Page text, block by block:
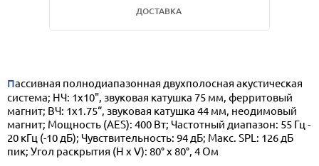
ДОСТАВКА
Пассивная полнодиапазонная двухполосная акустическая
система; НЧ: 1x10", звуковая катушка 75 мм, ферритовый
магнит; ВЧ: 1x1.75“, звуковая катушка 44 мм, неодимовый
магнит; Мощность (AES): 400 Вт; Частотный диапазон: 55 Гц -
20 кГц (-10 дБ); Чувствительность: 94 дБ; Макс. SPL: 126 дБ
пик; Угол раскрытия (H x V): 80° x 80°, 4 Ом